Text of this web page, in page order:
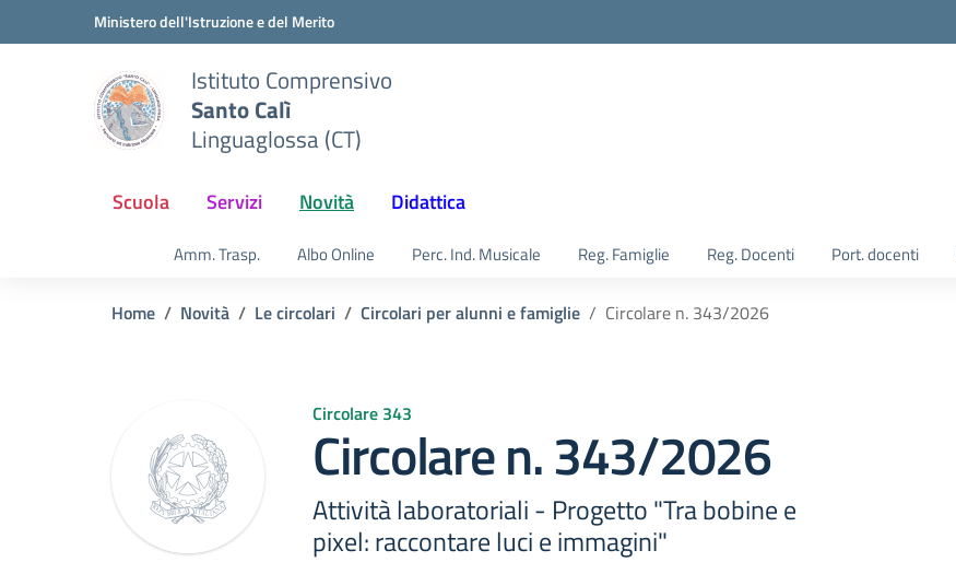
Vai ai contenuti
Vai al menu di navigazioneMinistero dell'Istruzione e del Merito
Istituto Comprensivo
Santo Calì
Linguaglossa (CT)
Scuola Servizi Novità Didattica
Amm. Trasp. Albo Online Perc. Ind. Musicale Reg. Famiglie Reg. Docenti Port. docenti
Home Novità Le circolari Circolari per alunni e famiglie Circolare n. 343/2026
Circolare 343
Circolare n. 343/2026
Attività laboratoriali - Progetto "Tra bobine e
pixel: raccontare luci e immagini"